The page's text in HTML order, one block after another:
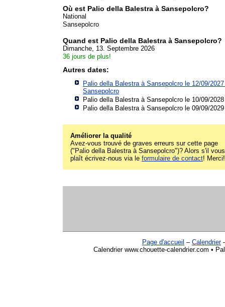
Où est Palio della Balestra à Sansepolcro?
National
Sansepolcro
Quand est Palio della Balestra à Sansepolcro?
Dimanche, 13. Septembre 2026
36 jours de plus!
Autres dates:
Palio della Balestra à Sansepolcro le 12/09/
Sansepolcro
Palio della Balestra à Sansepolcro le 10/09/2028
Palio della Balestra à Sansepolcro le 09/09/2029
Améliorer la qualité
Avez-vous trouvé de graves erreurs sur cette page
("Palio della Balestra à Sansepolcro")? Alors s'il vous
plaît écrivez-nous via le formulaire de contact! Merci!
Page d'accueil – Calendrier
Calendrier www.chouette-calendrier.com •